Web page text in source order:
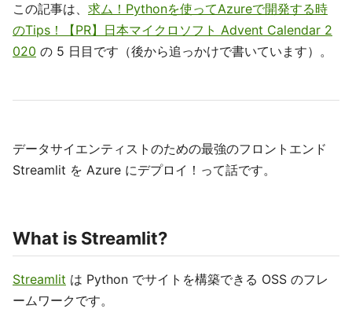
この記事は、 求ム！Pythonを使ってAzureで開発する時
のTips！【PR】日本マイクロソフト Advent Calendar 2
020 の 5 日目です（後から追っかけで書いています）。
データサイエンティストのための最強のフロントエンド
Streamlit を Azure にデプロイ！って話です。
What is Streamlit?
Streamlit は Python でサイトを構築できる OSS のフレ
ームワークです。